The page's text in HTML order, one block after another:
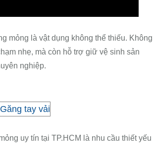
mỏng là vật dụng không thể thiếu. Không
nhẹ, mà còn hỗ trợ giữ vệ sinh sản
nghiệp.
Găng tay vải
uy tín tại TP.HCM là nhu cầu thiết yếu